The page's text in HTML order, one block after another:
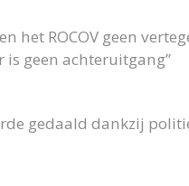
het ROCOV geen
is geen achteruitgang”
gedaald dankzij